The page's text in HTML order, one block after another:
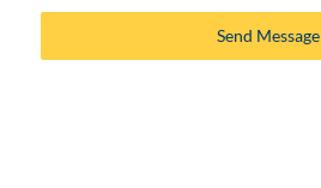
Send Message